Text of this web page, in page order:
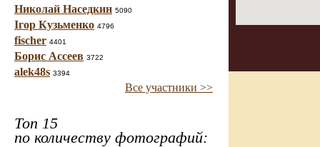
Николай Наседкин 5090
Ігор Кузьменко 4796
fischer 4401
Борис Ассеев 3722
alek48s 3394
Все участники >>
Топ 15
по количеству фотографий: